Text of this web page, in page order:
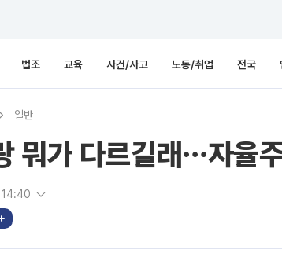
법조 교육 사건/사고 노동/취업 전국
일반
뭐가 다르길래⋯자율